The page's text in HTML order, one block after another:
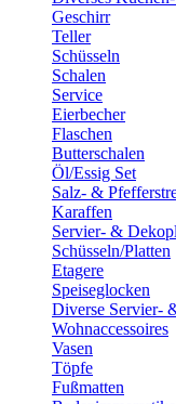
Geschirr
Teller
Schüsseln
Schalen
Service
Eierbecher
Flaschen
Butterschalen
Öl/Essig Set
Salz- &
Karaffen
Servier- &
Schüsseln/Platten
Etagere
Speiseglocken
Diverse Servier-
Wohnaccessoires
Vasen
Töpfe
Fußmatten